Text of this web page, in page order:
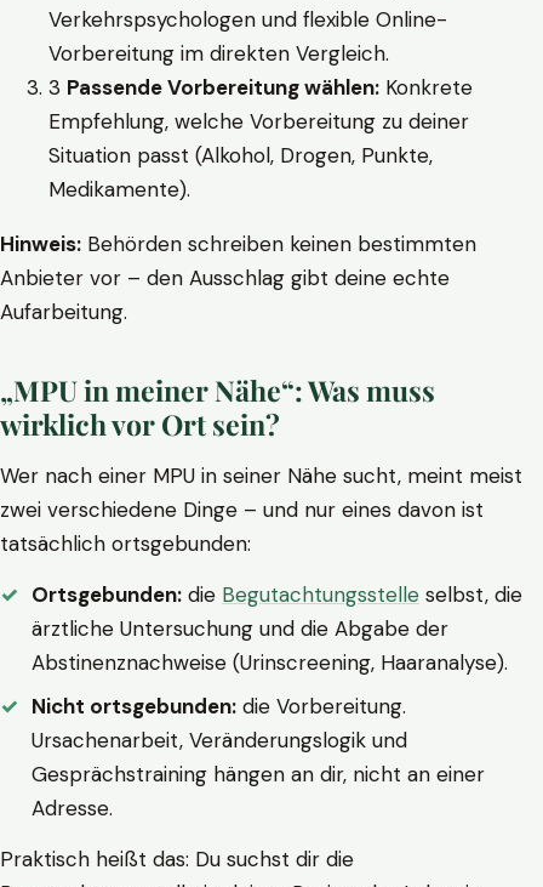
Verkehrspsychologen und flexible Online-
Vorbereitung im direkten Vergleich.
3 Passende Vorbereitung wählen: Konkrete
Empfehlung, welche Vorbereitung zu deiner
Situation passt (Alkohol, Drogen, Punkte,
Medikamente).
Hinweis: Behörden schreiben keinen bestimmten
Anbieter vor – den Ausschlag gibt deine echte
Aufarbeitung.
„MPU in meiner Nähe“: Was muss
wirklich vor Ort sein?
Wer nach einer MPU in seiner Nähe sucht, meint meist
zwei verschiedene Dinge – und nur eines davon ist
tatsächlich ortsgebunden:
Ortsgebunden: die Begutachtungsstelle selbst, die
ärztliche Untersuchung und die Abgabe der
Abstinenznachweise (Urinscreening, Haaranalyse).
Nicht ortsgebunden: die Vorbereitung.
Ursachenarbeit, Veränderungslogik und
Gesprächstraining hängen an dir, nicht an einer
Adresse.
Praktisch heißt das: Du suchst dir die